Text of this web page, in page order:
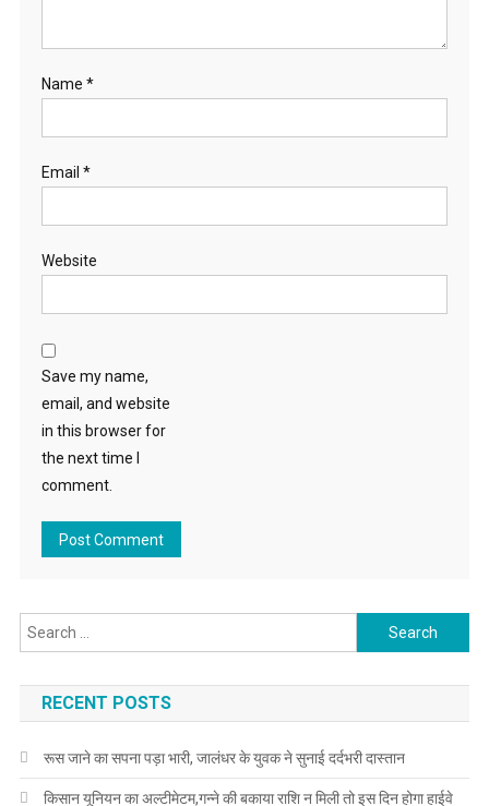
Name *
Email *
Website
Save my name,
email, and website
in this browser for
the next time I
comment.
Search for:
RECENT POSTS
रूस जाने का सपना पड़ा भारी, जालंधर के युवक ने सुनाई दर्दभरी दास्तान
किसान यूनियन का अल्टीमेटम,गन्ने की बकाया राशि न मिली तो इस दिन होगा हाईवे